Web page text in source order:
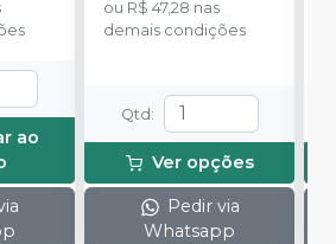
ao
ou R$ 47,28 nas
demais condições
Qtd:
Ver opções
Pedir via
Whatsapp